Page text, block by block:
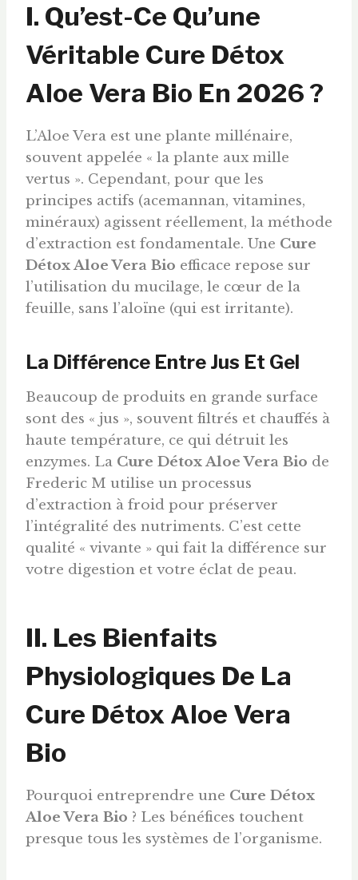
I. Qu’est-Ce Qu’une
Véritable Cure Détox
Aloe Vera Bio En 2026 ?
L’Aloe Vera est une plante millénaire,
souvent appelée « la plante aux mille
vertus ». Cependant, pour que les
principes actifs (acemannan, vitamines,
minéraux) agissent réellement, la méthode
d’extraction est fondamentale. Une Cure
Détox Aloe Vera Bio efficace repose sur
l’utilisation du mucilage, le cœur de la
feuille, sans l’aloïne (qui est irritante).
La Différence Entre Jus Et Gel
Beaucoup de produits en grande surface
sont des « jus », souvent filtrés et chauffés à
haute température, ce qui détruit les
enzymes. La Cure Détox Aloe Vera Bio de
Frederic M utilise un processus
d’extraction à froid pour préserver
l’intégralité des nutriments. C’est cette
qualité « vivante » qui fait la différence sur
votre digestion et votre éclat de peau.
II. Les Bienfaits
Physiologiques De La
Cure Détox Aloe Vera
Bio
Pourquoi entreprendre une Cure Détox
Aloe Vera Bio ? Les bénéfices touchent
presque tous les systèmes de l’organisme.